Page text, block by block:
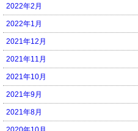
2022年2月
2022年1月
2021年12月
2021年11月
2021年10月
2021年9月
2021年8月